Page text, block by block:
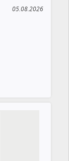
05.08.2026